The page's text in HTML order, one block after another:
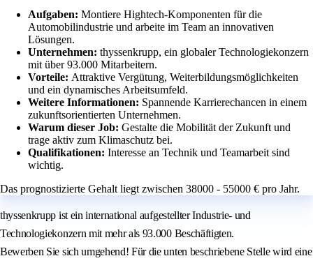
Aufgaben: Montiere Hightech-Komponenten für die
Automobilindustrie und arbeite im Team an innovativen
Lösungen.
Unternehmen: thyssenkrupp, ein globaler Technologiekonzern
mit über 93.000 Mitarbeitern.
Vorteile: Attraktive Vergütung, Weiterbildungsmöglichkeiten
und ein dynamisches Arbeitsumfeld.
Weitere Informationen: Spannende Karrierechancen in einem
zukunftsorientierten Unternehmen.
Warum dieser Job: Gestalte die Mobilität der Zukunft und
trage aktiv zum Klimaschutz bei.
Qualifikationen: Interesse an Technik und Teamarbeit sind
wichtig.
Das prognostizierte Gehalt liegt zwischen 38000 - 55000 € pro Jahr.
thyssenkrupp ist ein international aufgestellter Industrie- und
Technologiekonzern mit mehr als 93.000 Beschäftigten.
Bewerben Sie sich umgehend! Für die unten beschriebene Stelle wird eine